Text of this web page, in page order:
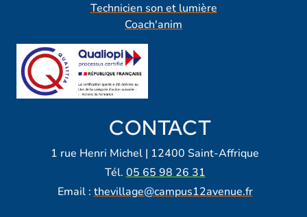
Technicien son et lumière
Coach'anim
CONTACT
1 rue Henri Michel | 12400 Saint-Affrique
Tél. 05 65 98 26 31
Email : thevillage@campus12avenue.fr